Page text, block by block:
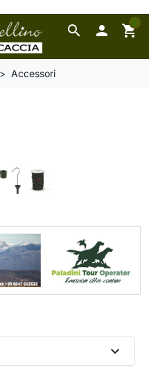
search  shopping_cart
0
Accessori
expand_more